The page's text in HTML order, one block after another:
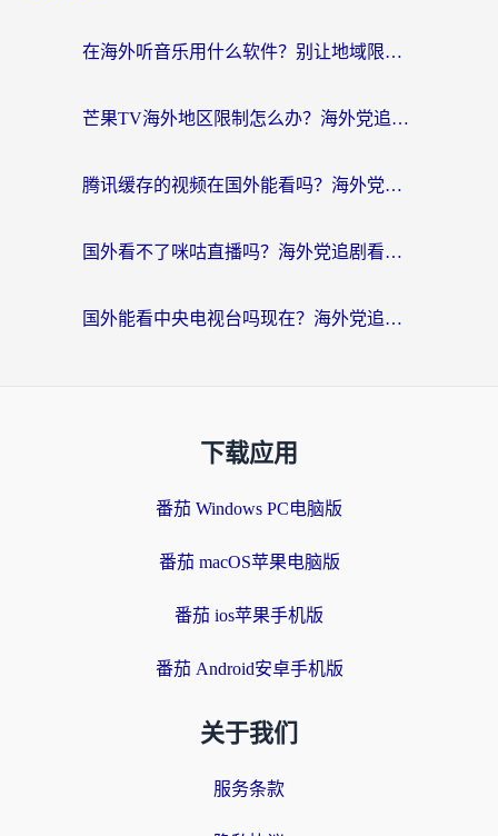
在海外听音乐用什么软件？别让地域限制断了你的华语歌单
芒果TV海外地区限制怎么办？海外党追剧看片的实用加速器选择指南
腾讯缓存的视频在国外能看吗？海外党追剧看片的终极解决方案
国外看不了咪咕直播吗？海外党追剧看片的加速器选择指南
国外能看中央电视台吗现在？海外党追剧看央视的实用指南
下载应用
番茄 Windows PC电脑版
番茄 macOS苹果电脑版
番茄 ios苹果手机版
番茄 Android安卓手机版
关于我们
服务条款